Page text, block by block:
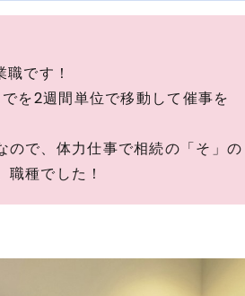
です！
を2週間単位で移動して催事を
ので、体力仕事で相続の「そ」の
種でした！